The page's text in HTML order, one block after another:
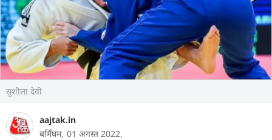
सुशीला देवी
aajtak.in
बर्मिंघम, 01 अगस्त 2022,